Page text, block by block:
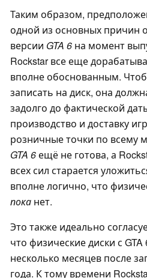
Таким образом,
одной из основных причин
версии GTA 6 на момент
Rockstar все еще
вполне обоснованным.
записать на диск, она
задолго до фактической
производство и доставку
розничные точки по всему
GTA 6ещё не готова, а
всех сил старается
вполне логично, что
пока нет.
Это также идеально
что физические диски с
несколько месяцев после
года. К тому времени